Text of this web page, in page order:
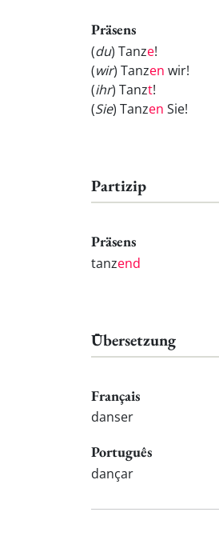
Präsens
(du) Tanze!
(wir) Tanzen wir!
(ihr) Tanzt!
(Sie) Tanzen Sie!
Partizip
Präsens
tanzend
Übersetzung
Français
danser
Português
dançar